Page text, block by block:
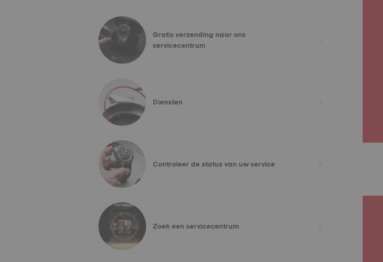
Gratis verzending naar ons
servicecentrum
Diensten
Controleer de status van uw service
Zoek een servicecentrum